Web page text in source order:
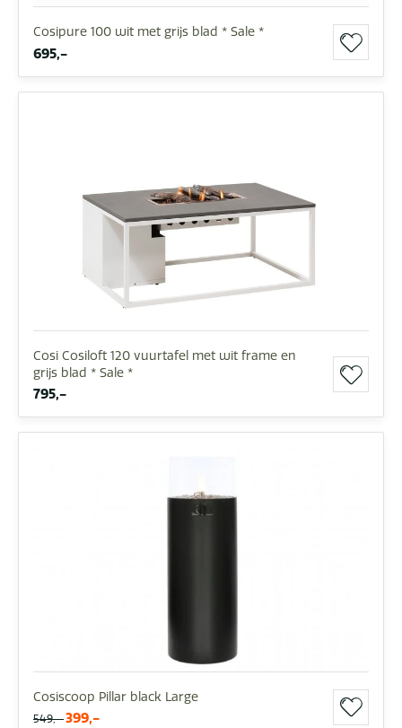
Cosipure 100 wit met grijs blad * Sale *
695,-
Cosi Cosiloft 120 vuurtafel met wit frame en
grijs blad * Sale *
795,-
Cosiscoop Pillar black Large
549,- 399,-